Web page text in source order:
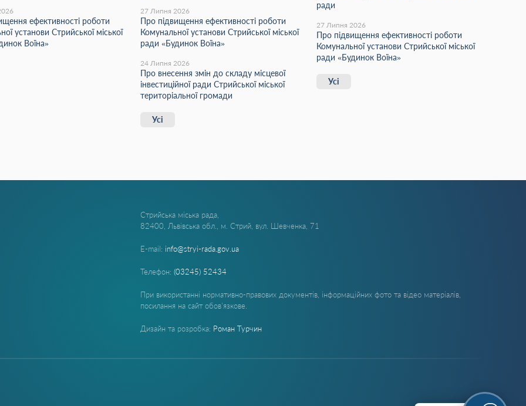
ефективності роботи
установи Стрийської міської
Воїна»
27 Липня 2026
Про підвищення ефективності роботи
Комунальної установи Стрийської міської
ради «Будинок Воїна»
24 Липня 2026
Про внесення змін до складу місцевої
інвестиційної ради Стрийської міської
територіальної громади
Усі
ради
27 Липня 2026
Про підвищення ефективності роботи
Комунальної установи Стрийської міської
ради «Будинок Воїна»
Усі
Стрийська міська рада,
82400, Львівська обл., м. Стрий, вул. Шевченка, 71
E-mail: info@stryi-rada.gov.ua
Телефон: (03245) 52434
При використанні нормативно-правових документів, інформаційних фото та відео матеріалів,
посилання на сайт обов'язкове.
Дизайн та розробка: Роман Турчин